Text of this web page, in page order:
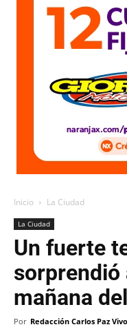
Inicio La Ciudad
La Ciudad
Un fuerte
sorprendió
mañana
Por Redacción Carlos Paz Vivo